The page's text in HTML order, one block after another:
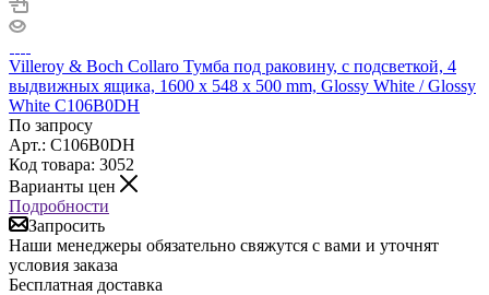
Villeroy & Boch Collaro Тумба под раковину, с подсветкой, 4
выдвижных ящика, 1600 x 548 x 500 mm, Glossy White / Glossy
White C106B0DH
По запросу
Арт.: C106B0DH
Код товара: 3052
Варианты цен
Подробности
Запросить
Наши менеджеры обязательно свяжутся с вами и уточнят
условия заказа
Бесплатная доставка